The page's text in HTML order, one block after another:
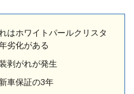
はホワイトパールクリスタ
劣化がある
剥がれが発生
車保証の3年